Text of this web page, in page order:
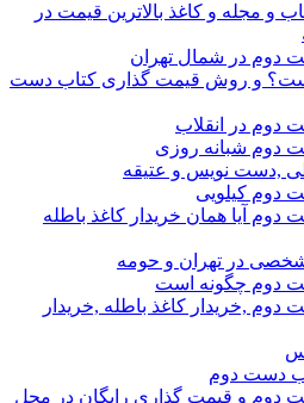
و مجله و کاغذ بالاترین قیمت در
دوم در شمال تهران
و روش قیمت گذاری کتاب دست
دوم در انقلاب
دوم شبانه روزی
,دست نویس و عتیقه
دوم کیلویی
دوم آیا همان خریدار کاغذ باطله
شخصی در تهران و حومه
دوم چگونه است
دوم ,خریدار کاغذ باطله ,خریدار
دست دوم
دوم و قیمت گذاری رایگان در محل